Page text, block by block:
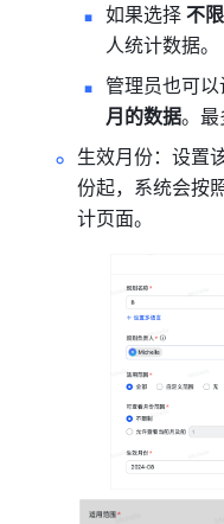
如果选择 不
人统计数据。
管理员也可
月的数据。最
生效月份：设置
份起，系统会按
计页面。